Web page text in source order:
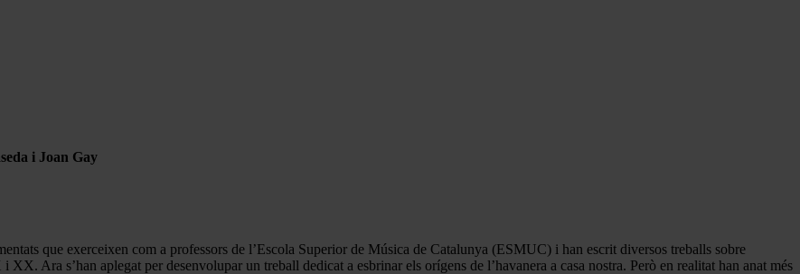
i Joan Gay
que exerceixen com a professors de l’Escola Superior de Música de Catalunya (ESMUC) i han escrit diversos treballs sobre
Ara s’han aplegat per desenvolupar un treball dedicat a esbrinar els orígens de l’havanera a casa nostra. Però en realitat han anat més